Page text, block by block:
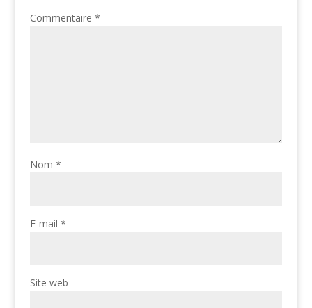
Commentaire *
Nom *
E-mail *
Site web